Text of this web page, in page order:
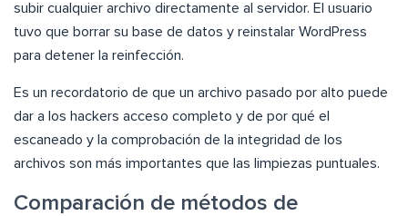
subir cualquier archivo directamente al servidor. El usuario
tuvo que borrar su base de datos y reinstalar WordPress
para detener la reinfección.
Es un recordatorio de que un archivo pasado por alto puede
dar a los hackers acceso completo y de por qué el
escaneado y la comprobación de la integridad de los
archivos son más importantes que las limpiezas puntuales.
Comparación de métodos de